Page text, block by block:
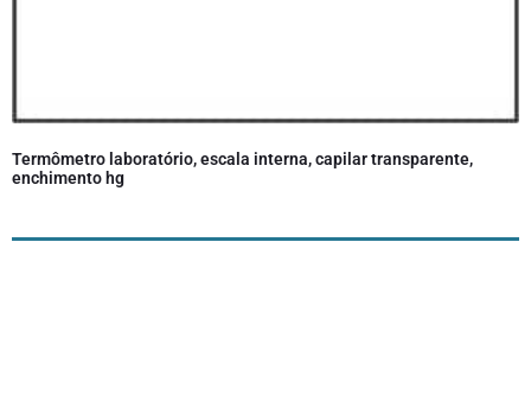
Termômetro laboratório, escala interna, capilar transparente,
enchimento hg